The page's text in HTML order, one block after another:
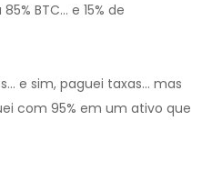
BTC... e 15% de
e sim, paguei taxas... mas
com 95% em um ativo que